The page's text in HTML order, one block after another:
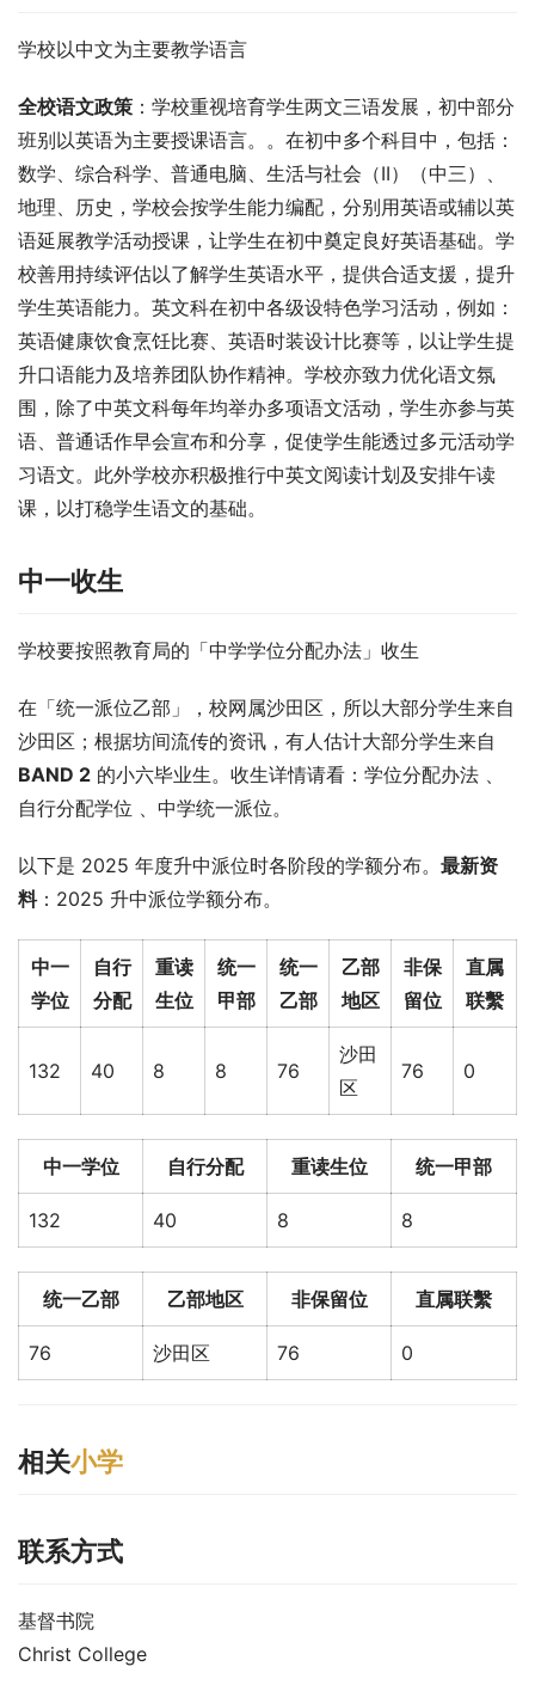
学校以中文为主要教学语言
全校语文政策 ：学校重视培育学生两文三语发展，初中部分
班别以英语为主要授课语言。。在初中多个科目中，包括：
数学、综合科学、普通电脑、生活与社会（II）（中三）、
地理、历史，学校会按学生能力编配，分别用英语或辅以英
语延展教学活动授课，让学生在初中奠定良好英语基础。学
校善用持续评估以了解学生英语水平，提供合适支援，提升
学生英语能力。英文科在初中各级设特色学习活动，例如：
英语健康饮食烹饪比赛、英语时装设计比赛等，以让学生提
升口语能力及培养团队协作精神。学校亦致力优化语文氛
围，除了中英文科每年均举办多项语文活动，学生亦参与英
语、普通话作早会宣布和分享，促使学生能透过多元活动学
习语文。此外学校亦积极推行中英文阅读计划及安排午读
课，以打稳学生语文的基础。
中一收生
学校要按照教育局的「中学学位分配办法」收生
在「统一派位乙部」，校网属沙田区，所以大部分学生来自
BAND 2 的小六毕业生。收生详情请看：学位分配办法 、
自行分配学位 、中学统一派位。
以下是 2025 年度升中派位时各阶段的学额分布。 最新资
料：2025 升中派位学额分布。
中一
学位
自行
分配
重读
生位
统一
甲部
统一
乙部
乙部
地区
非保
留位
直属
联繫
132 40 8 8 76
沙田
区
76 0
中一学位 自行分配 重读生位 统一甲部
132 40 8 8
统一乙部 乙部地区 非保留位 直属联繫
76 沙田区 76 0
相关小学
联系方式
基督书院
Christ College